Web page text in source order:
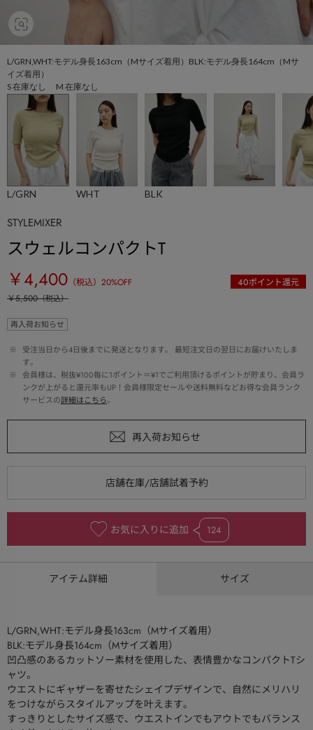
L/GRN,WHT:モデル身長163cm（Mサイズ着用）BLK:モデル身長164cm（Mサ
イズ着用）
S 在庫なし M 在庫なし
L/GRN WHT BLK
STYLEMIXER
スウェルコンパクトT
￥4,400 （税込） 20%OFF 40ポイント還元
￥5,500（税込）
再入荷お知らせ
※
受注当日から4日後までに発送となります。 最短注文日の翌日にお届けいたしま
す。
※
会員様は、税抜¥100毎に1ポイント＝¥1でご利用頂けるポイントが貯まり、会員ラ
ンクが上がると還元率もUP！会員様限定セールや送料無料などお得な会員ランク
サービスの詳細はこちら。
お気に入りに追加 124
アイテム詳細 サイズ
L/GRN,WHT:モデル身長163cm（Mサイズ着用）
BLK:モデル身長164cm（Mサイズ着用）
凹凸感のあるカットソー素材を使用した、表情豊かなコンパクトTシ
ャツ。
ウエストにギャザーを寄せたシェイプデザインで、自然にメリハリ
をつけながらスタイルアップを叶えます。
すっきりとしたサイズ感で、ウエストインでもアウトでもバランス